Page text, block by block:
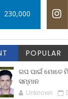
230,000
POPULAR
ଗପ ପାଇଁ ମୋତେ
ସମ୍ମାନ
Unknown